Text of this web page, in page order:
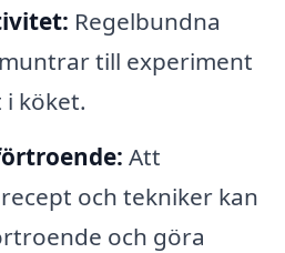
Regelbundna
till experiment
köket.
Att
och tekniker kan
och göra